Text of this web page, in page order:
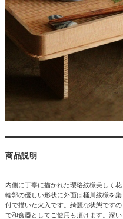
商品説明
内側に丁寧に描かれた瓔珞紋様美しく花
輪郭の優しい形状に外面は桶川紋様を染
付で描いた火入です。綺麗な状態ですの
で和食器としてご使用も頂けます。深い